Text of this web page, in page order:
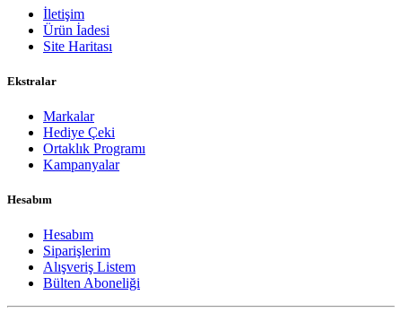
İletişim
Ürün İadesi
Site Haritası
Ekstralar
Markalar
Hediye Çeki
Ortaklık Programı
Kampanyalar
Hesabım
Hesabım
Siparişlerim
Alışveriş Listem
Bülten Aboneliği